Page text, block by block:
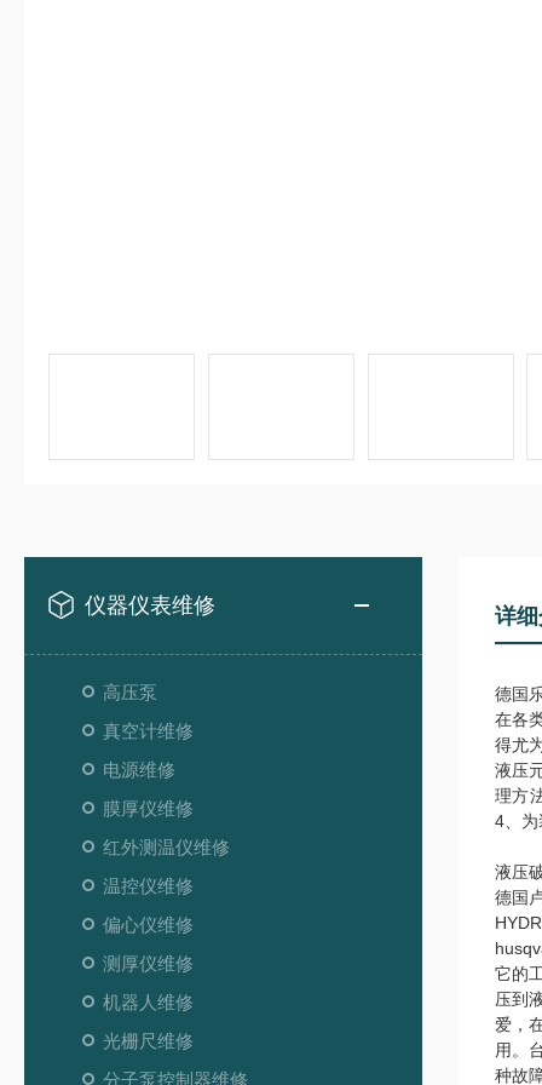
仪器仪表维修
高压泵
真空计维修
电源维修
膜厚仪维修
红外测温仪维修
温控仪维修
偏心仪维修
测厚仪维修
机器人维修
光栅尺维修
分子泵控制器维修
详
德国
在各
得尤
液压
理方
4、为
液压
德国
它的
压到
爱，
用。
种故